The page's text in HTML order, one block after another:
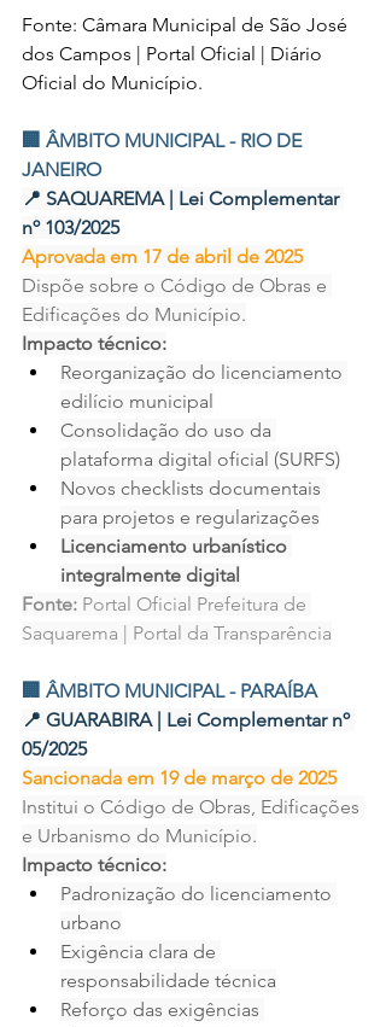
Fonte: Câmara Municipal de São José
dos Campos | Portal Oficial | Diário
Oficial do Município.
🏢 ÂMBITO MUNICIPAL - RIO DE
JANEIRO
📍 SAQUAREMA | Lei Complementar
nº 103/2025
Aprovada em 17 de abril de 2025
Dispõe sobre o Código de Obras e
Edificações do Município.
Impacto técnico:
Reorganização do licenciamento
edilício municipal
Consolidação do uso da
plataforma digital oficial (SURFS)
Novos checklists documentais
para projetos e regularizações
Licenciamento urbanístico
integralmente digital
Fonte: Portal Oficial Prefeitura de
Saquarema | Portal da Transparência
🏢 ÂMBITO MUNICIPAL - PARAÍBA
📍 GUARABIRA | Lei Complementar nº
05/2025
Sancionada em 19 de março de 2025
Institui o Código de Obras, Edificações
e Urbanismo do Município.
Impacto técnico:
Padronização do licenciamento
urbano
Exigência clara de
responsabilidade técnica
Reforço das exigências